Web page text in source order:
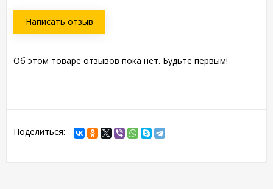
Написать отзыв
Об этом товаре отзывов пока нет. Будьте первым!
Поделиться: